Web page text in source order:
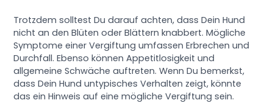
Trotzdem solltest Du darauf achten, dass Dein Hund
nicht an den Blüten oder Blättern knabbert. Mögliche
Symptome einer Vergiftung umfassen Erbrechen und
Durchfall. Ebenso können Appetitlosigkeit und
allgemeine Schwäche auftreten. Wenn Du bemerkst,
dass Dein Hund untypisches Verhalten zeigt, könnte
das ein Hinweis auf eine mögliche Vergiftung sein.